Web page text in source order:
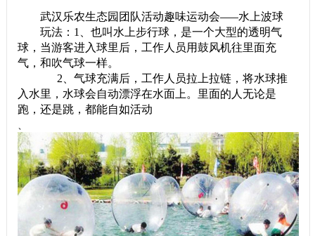
武汉乐农生态园团队活动趣味运动会——水上波球
玩法：1、也叫水上步行球，是一个大型的透明气
球，当游客进入球里后，工作人员用鼓风机往里面充
气，和吹气球一样。
2、气球充满后，工作人员拉上拉链，将水球推
入水里，水球会自动漂浮在水面上。里面的人无论是
跑，还是跳，都能自如活动